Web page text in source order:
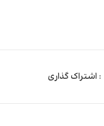
: اشتراک گذاری